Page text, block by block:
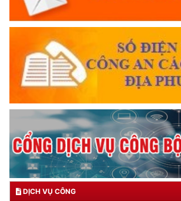
DỊCH VỤ CÔNG